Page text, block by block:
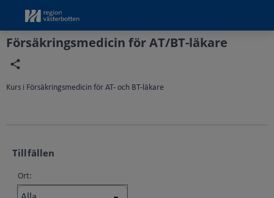
Portal
Försäkringsmedicin för AT/BT-läkare
Kurs i Försäkringsmedicin för AT- och BT-läkare
Tillfällen
Ort: